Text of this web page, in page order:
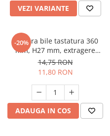
VEZI VARIANTE
-20%
Glisiera bile tastatura 360
mm, H27 mm, extragere
partiala
14,75 RON
11,80 RON
ADAUGA IN COS